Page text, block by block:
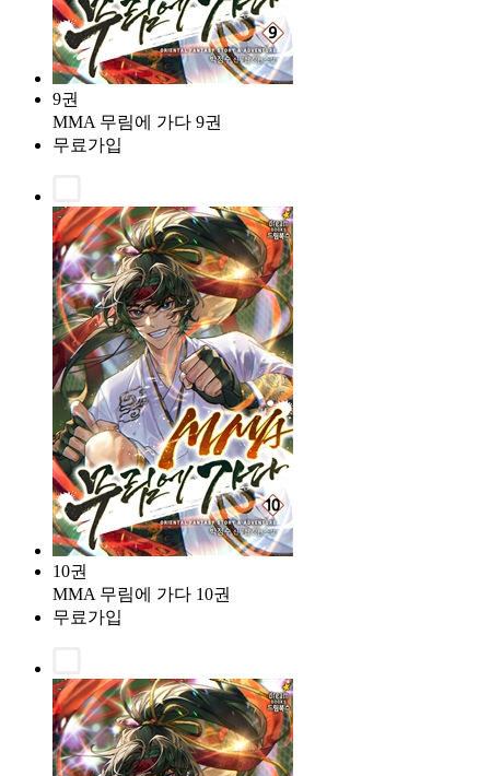
9권
MMA 무림에 가다 9권
무료가입
10권
MMA 무림에 가다 10권
무료가입